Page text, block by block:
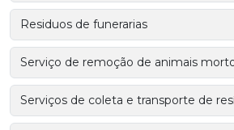
Residuos de funerarias
Serviço de remoção de animais
Serviços de coleta e transporte de